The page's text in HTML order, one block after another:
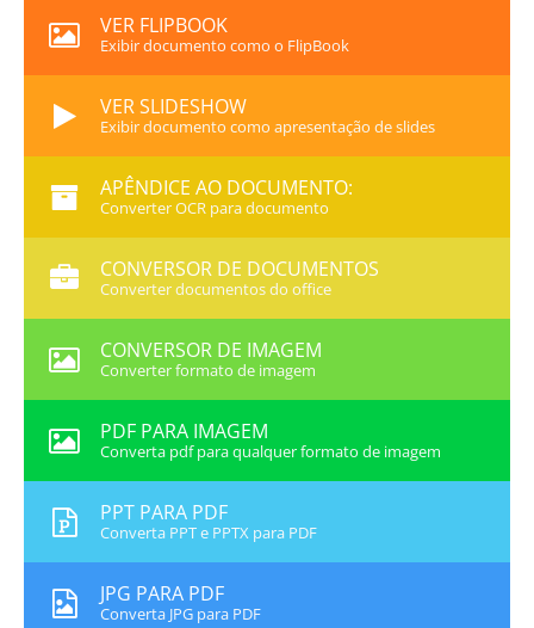
VER FLIPBOOK
Exibir documento como o FlipBook
VER SLIDESHOW
Exibir documento como apresentação de slides
APÊNDICE AO DOCUMENTO:
Converter OCR para documento
CONVERSOR DE DOCUMENTOS
Converter documentos do office
CONVERSOR DE IMAGEM
Converter formato de imagem
PDF PARA IMAGEM
Converta pdf para qualquer formato de imagem
PPT PARA PDF
Converta PPT e PPTX para PDF
JPG PARA PDF
Converta JPG para PDF